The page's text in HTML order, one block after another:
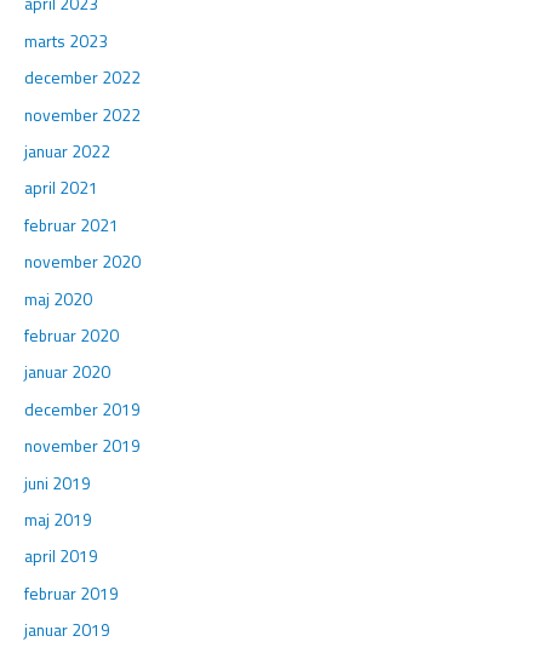
marts 2023
december 2022
november 2022
januar 2022
april 2021
februar 2021
november 2020
maj 2020
februar 2020
januar 2020
december 2019
november 2019
juni 2019
maj 2019
april 2019
februar 2019
januar 2019